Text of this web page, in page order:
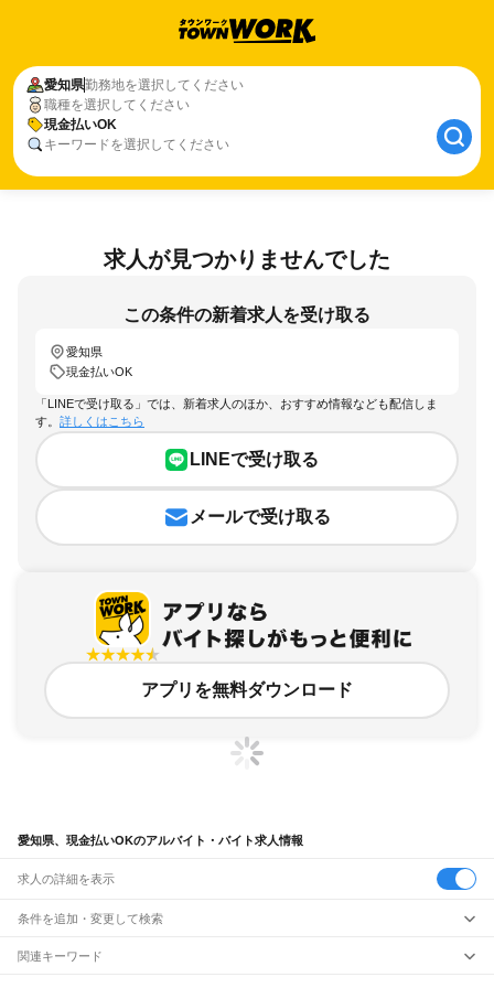
愛知県勤務地を選択してください
職種を選択してください
現金払いOK
キーワードを選択してください
求人が見つかりませんでした
この条件の新着求人を受け取る
愛知県
現金払いOK
「LINEで受け取る」では、新着求人のほか、おすすめ情報なども配信しま
す。 詳しくはこちら
LINEで受け取る
メールで受け取る
アプリを無料ダウンロード
愛知県、現金払いOKのアルバイト・バイト求人情報
求人の詳細を表示
条件を追加・変更して検索
市区町村を追加・変更
関連キーワード